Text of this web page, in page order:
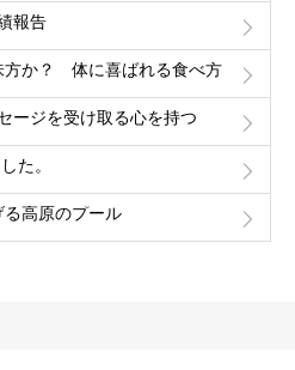
報告
方か？ 体に喜ばれる食べ方
ージを受け取る心を持つ
た。
高原のプール